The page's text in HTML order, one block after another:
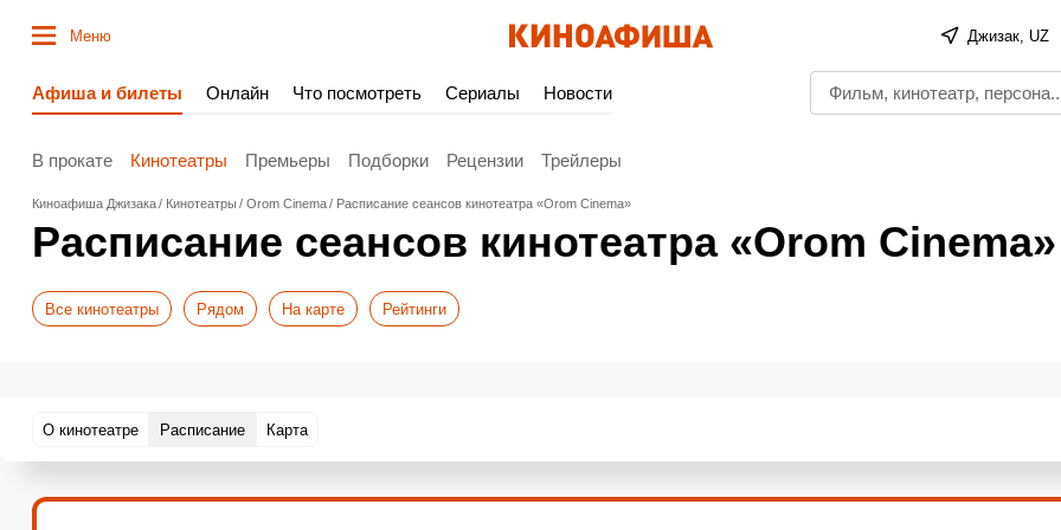
Меню Джизак, UZ
Афиша и билеты Онлайн Что посмотреть Сериалы Новости
В прокате Кинотеатры Премьеры Подборки Рецензии Трейлеры
Киноафиша Джизака Кинотеатры Orom Cinema Расписание сеансов кинотеатра «Orom Cinema»
Расписание сеансов кинотеатра «Orom Cinema»
Все кинотеатры Рядом На карте Рейтинги
О кинотеатре Расписание Карта